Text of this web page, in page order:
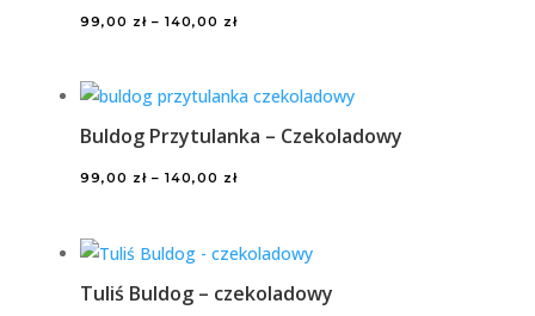
99,00 zł – 140,00 złZakres
do
140,00 zł
Buldog Przytulanka – Czekoladowy
99,00 zł – 140,00 złZakres
do
Tuliś Buldog – czekoladowy